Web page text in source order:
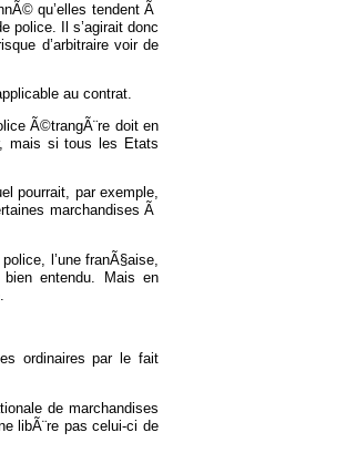
qu’elles tendent Ã
police. Il s’agirait donc
d’arbitraire voir de
au contrat.
Ã©trangÃ¨re doit en
mais si tous les Etats
pourrait, par exemple,
marchandises Ã
l’une franÃ§aise,
entendu. Mais en
ordinaires par le fait
de marchandises
libÃ¨re pas celui-ci de